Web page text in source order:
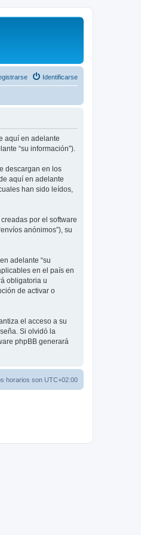
Identificarse
aquí en adelante
“su información”).
descargan en los
aquí en adelante
han sido leídos,
por el software
anónimos”), su
adelante “su
en el país en
obligatoria u
de activar o
el acceso a su
Si olvidó la
phpBB generará
horarios son UTC+02:00